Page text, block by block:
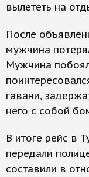
вылететь на
После
мужчина
Мужчина
гавани,
него с собой
В итоге рейс в
передали
составили в